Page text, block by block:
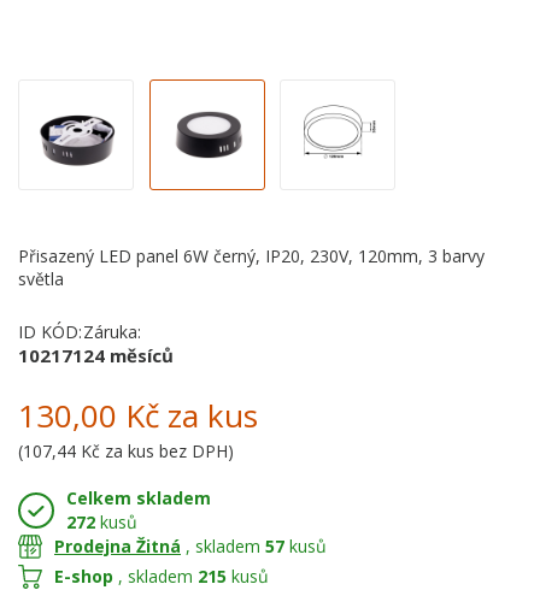
Přisazený LED panel 6W černý, IP20, 230V, 120mm, 3 barvy
světla
ID KÓD:
102171
Záruka:
24 měsíců
130,00 Kč za kus
(107,44 Kč za kus bez DPH)
Celkem skladem
272 kusů
Prodejna Žitná , skladem 57 kusů
E-shop , skladem 215 kusů